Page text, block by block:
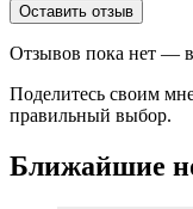
Оставить отзыв
Отзывов пока нет —
Поделитесь своим
правильный выбор.
Ближайшие